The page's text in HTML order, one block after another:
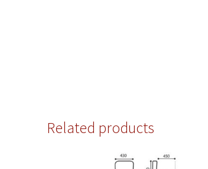
Related products